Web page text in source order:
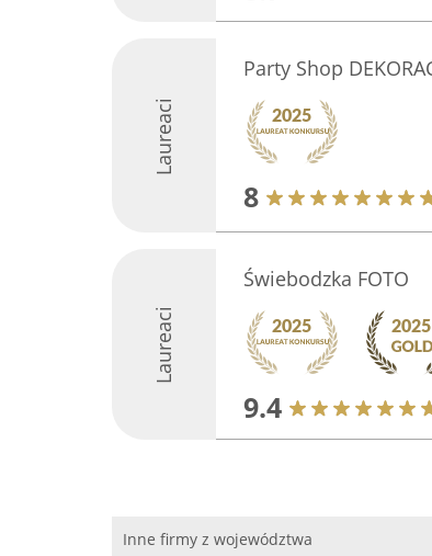
Laureaci
Party Shop
8
Laureaci
Świebodzka FOTO
9.4
Inne firmy z województwa